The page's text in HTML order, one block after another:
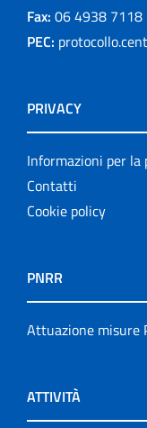
Fax: 06 4938 7118
PEC:
PRIVACY
Informazioni per la
Contatti
Cookie policy
PNRR
Attuazione misure
ATTIVITÀ